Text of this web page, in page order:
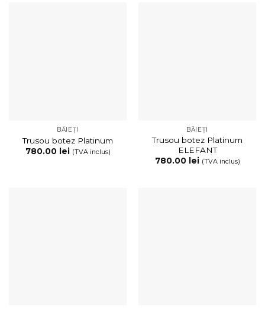
BĂIEȚI
Trusou botez Platinum
780.00
lei (TVA inclus)
BĂIEȚI
Trusou botez Platinum
ELEFANT
780.00
lei (TVA inclus)